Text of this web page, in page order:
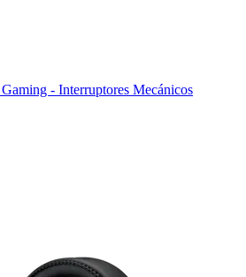
- Interruptores Mecánicos